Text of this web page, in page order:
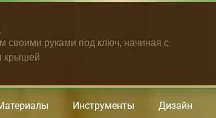
своими руками под ключ, начиная с
крышей
Инструменты Дизайн